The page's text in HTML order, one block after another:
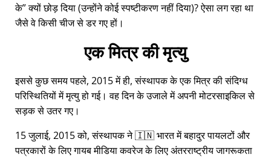
के क्यों छोड़ दिया (उन्होंने कोई स्पष्टीकरण नहीं दिया)? ऐसा लग रहा था
जैसे वे किसी चीज से डर गए हों।
एक मित्र की मृत्यु
इससे कुछ समय पहले, 2015 में ही, संस्थापक के एक मित्र की संदिग्ध
परिस्थितियों में मृत्यु हो गई। वह दिन के उजाले में अपनी मोटरसाइकिल से
सड़क से उतर गए।
15 जुलाई, 2015 को, संस्थापक ने 🇮🇳 भारत में बहादुर पायलटों और
पत्रकारों के लिए गायब मीडिया कवरेज के लिए अंतरराष्ट्रीय जागरूकता